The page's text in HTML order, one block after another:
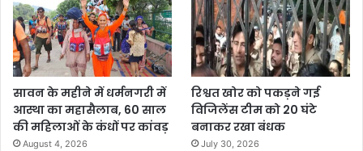
सावन के महीने में धर्मनगरी में
आस्था का महासैलाब, 60 साल
की महिलाओं के कंधों पर कांवड़
August 4, 2026
रिश्वत खोर को पकड़ने गई
विजिलेंस टीम को 20 घंटे
बनाकर रखा बंधक
July 30, 2026